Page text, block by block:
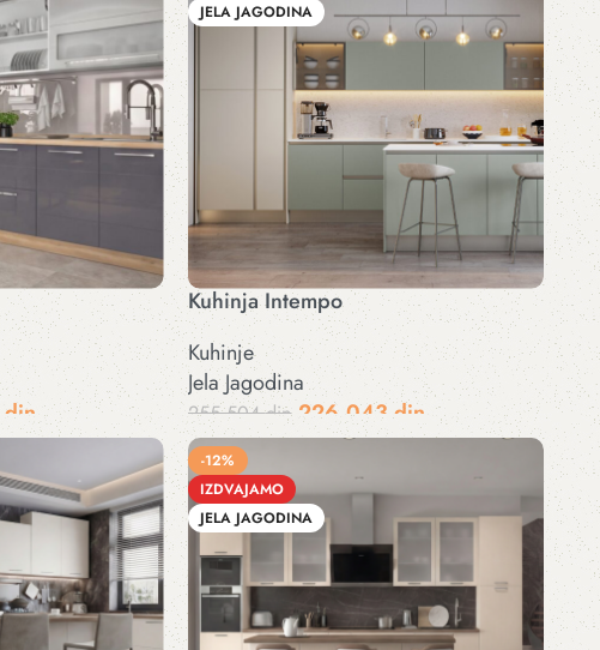
din
JELA JAGODINA
Kuhinja Intempo
Kuhinje
Jela Jagodina
255.504din 226.043din
Dodaj u korpu
-12%
IZDVAJAMO
JELA JAGODINA